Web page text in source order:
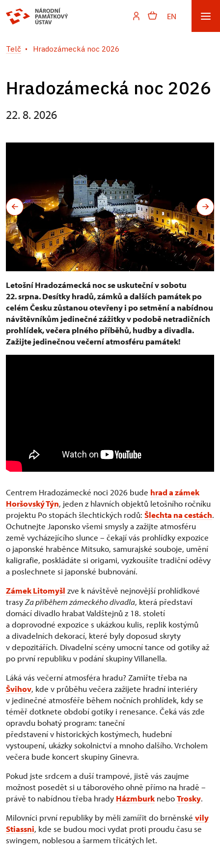
EN
Telč Hradozámecká noc 2026
Hradozámecká noc 2026
22. 8. 2026
Letošní Hradozámecká noc se uskuteční v sobotu
22. srpna. Desítky hradů, zámků a dalších památek po
celém Česku zůstanou otevřeny i po setmění a nabídnou
návštěvníkům jedinečné zážitky v podobě netradičních
prohlídek, večera plného příběhů, hudby a divadla.
Zažijte jedinečnou večerní atmosféru památek!
Centrem Hradozámecké noci 2026 bude hrad a zámek
Horšovský Týn, jeden z hlavních objektů letošního ročníku
projektu Po stopách šlechtických rodů: Šlechta na cestách.
Ochutnejte Japonsko všemi smysly a zažijte atmosféru
země vycházejícího slunce – čekají vás prohlídky expozice
o japonské hraběnce Mitsuko, samurajské souboje, umění
kaligrafie, poskládáte si origami, vyzkoušíte tradiční oděvy
a poslechnete si japonské bubnování.
Zámek Litomyšl zve k návštěvě nejnovější prohlídkové
trasyZa příběhem zámeckého divadla, která představí
domácí divadlo hrabat Valdštejnů z 18. století
a doprovodné expozice s ukázkou kulis, replik kostýmů
a divadelních dekorací, které byly doposud skryty
v depozitářích. Divadelní scény umocní tance od gotiky až
po první republiku v podání skupiny Villanella.
Láká vás večerní atmosféra hradu? Zamiřte třeba na
Švihov, kde v průběhu večera zažijete hradní interiéry
v jedinečné atmosféře během nočních prohlídek, kdy se
téměř dotknete období gotiky i renesance. Čeká vás zde
opravdu bohatý program: taneční
představení v historických kostýmech, hudební
vystoupení, ukázky sokolnictví a mnoho dalšího. Vrcholem
večera bude koncert skupiny Ginevra.
Pokud jste srdcem a duší trampové, jistě vás zaujme
možnost posedět si u táborového ohně přímo na hradě –
právě to nabídnou třeba hrady Házmburk neboTrosky.
Milovníci první republiky by měli zamířit do brněnské vily
Stiassni, kde se budou moci vydat proti proudu času se
swingem, noblesou a šarmem třicátých let.